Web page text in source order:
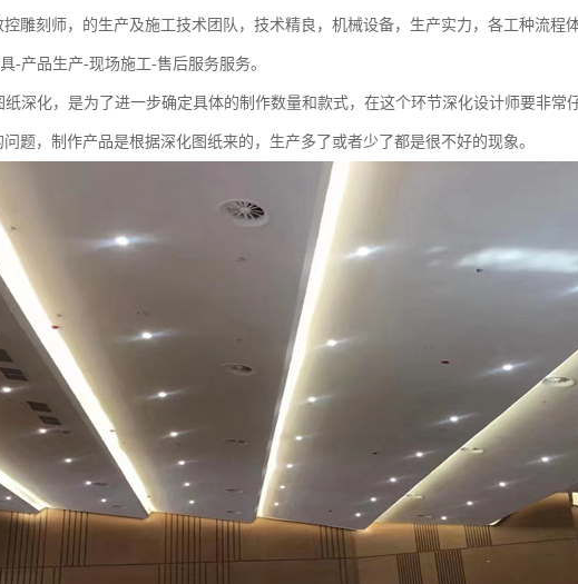
雕刻师，的生产及施工技术团队，技术精良，机械设备，生产实力，各工种流程
-产品生产-现场施工-售后服务服务。
纸深化，是为了进一步确定具体的制作数量和款式，在这个环节深化设计师要非常
题，制作产品是根据深化图纸来的，生产多了或者少了都是很不好的现象。